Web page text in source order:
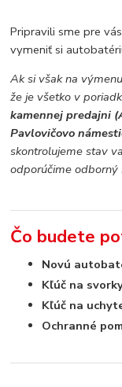
Pripravili sme pre
vymeniť si
Ak si však na
že je všetko v
kamennej predajni
Pavlovičovo
skontrolujeme stav
odporúčime odborný
Čo budete
Novú
Kľúč na
Kľúč na
Ochranné